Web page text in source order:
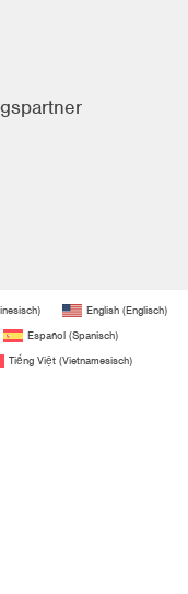
) English(Englisch)
Español(Spanisch)
Tiếng Việt (Vietnamesisch)